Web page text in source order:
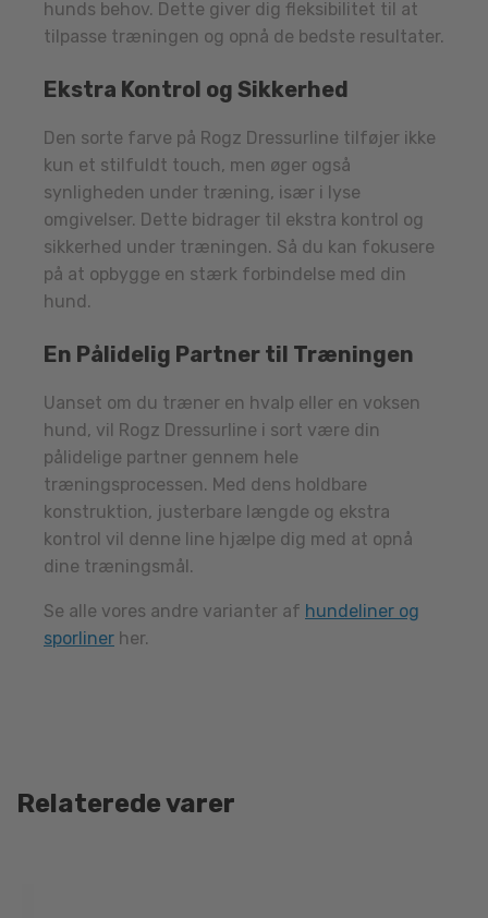
hunds behov. Dette giver dig fleksibilitet til at
tilpasse træningen og opnå de bedste resultater.
Ekstra Kontrol og Sikkerhed
Den sorte farve på Rogz Dressurline tilføjer ikke
kun et stilfuldt touch, men øger også
synligheden under træning, især i lyse
omgivelser. Dette bidrager til ekstra kontrol og
sikkerhed under træningen. Så du kan fokusere
på at opbygge en stærk forbindelse med din
hund.
En Pålidelig Partner til Træningen
Uanset om du træner en hvalp eller en voksen
hund, vil Rogz Dressurline i sort være din
pålidelige partner gennem hele
træningsprocessen. Med dens holdbare
konstruktion, justerbare længde og ekstra
kontrol vil denne line hjælpe dig med at opnå
dine træningsmål.
Se alle vores andre varianter af hundeliner og
sporliner her.
Relaterede varer